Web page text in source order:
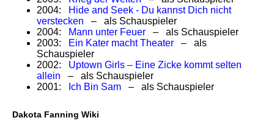
2004:
Hide and Seek - Du kannst Dich nicht
verstecken – als Schauspieler
2004:
Mann unter Feuer – als Schauspieler
2003:
Ein Kater macht Theater – als
Schauspieler
2002: Uptown Girls – Eine Zicke kommt selten
allein – als Schauspieler
2001:
Ich Bin Sam – als Schauspieler
Dakota Fanning Wiki